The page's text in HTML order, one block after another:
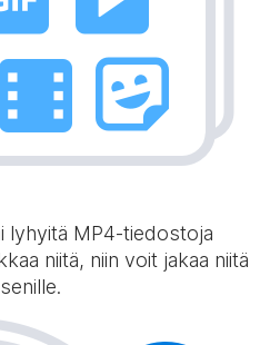
lyhyitä MP4-tiedostoja
niitä, niin voit jakaa niitä